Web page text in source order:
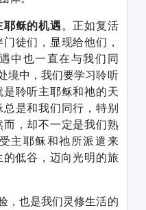
耶稣的机遇。正如复活
徒们，显现给他们，
中也一直在与我们同
境中，我们要学习聆听
聆听主耶稣和祂的天
是和我们同行，特别
，却不一定是我们熟
主耶稣和祂所派遣来
低谷，迈向光明的旅
，也是我们灵修生活的